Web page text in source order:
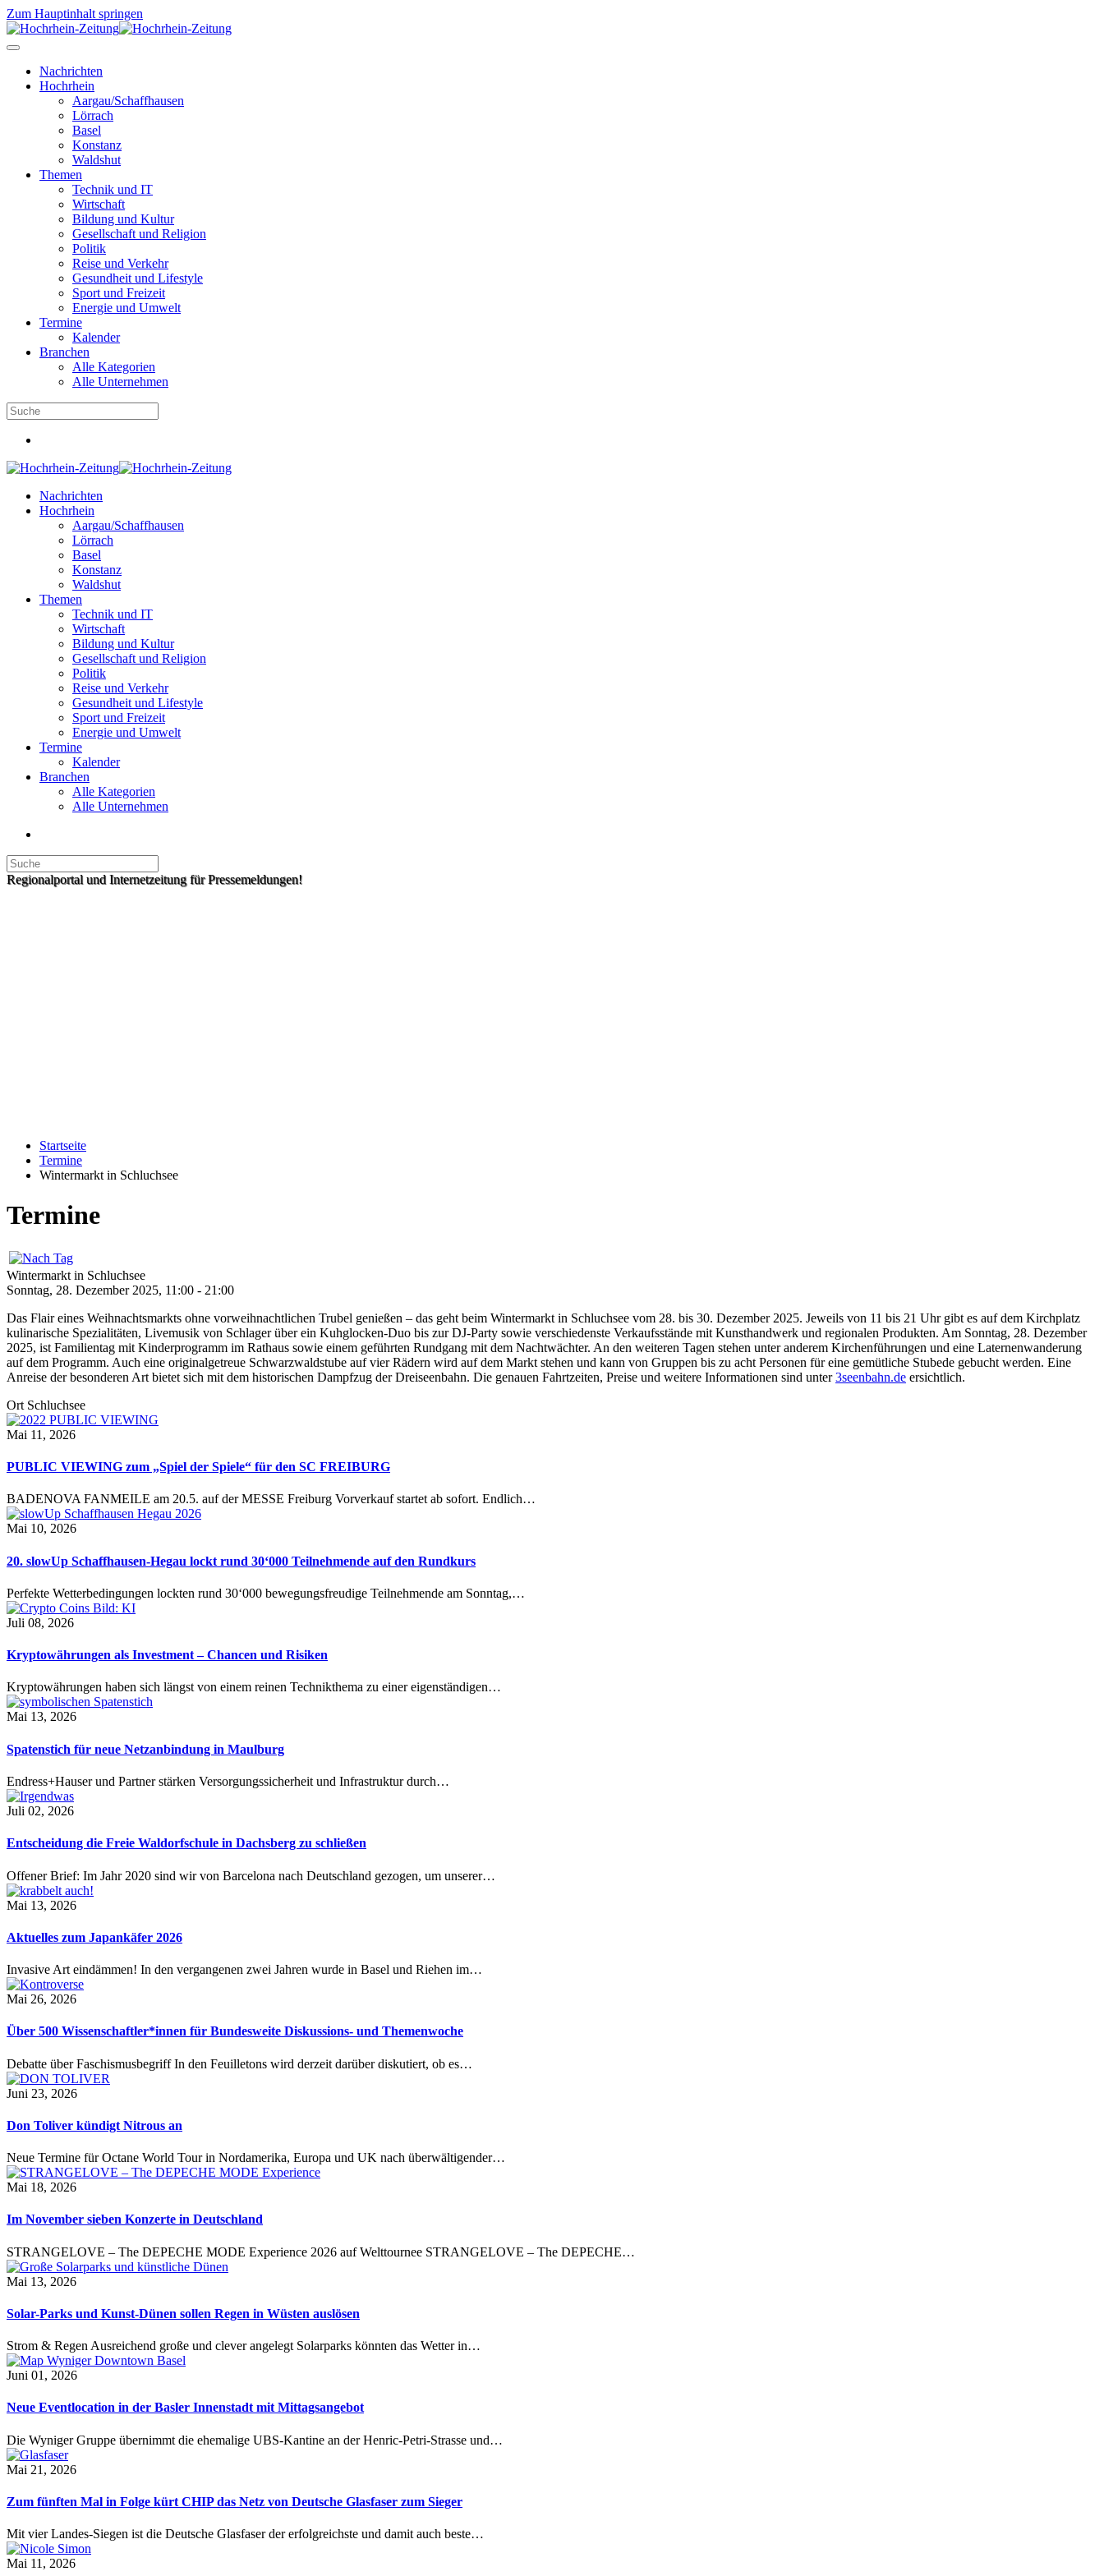
Zum Hauptinhalt springen
Nachrichten
Hochrhein
Aargau/Schaffhausen
Lörrach
Basel
Konstanz
Waldshut
Themen
Technik und IT
Wirtschaft
Bildung und Kultur
Gesellschaft und Religion
Politik
Reise und Verkehr
Gesundheit und Lifestyle
Sport und Freizeit
Energie und Umwelt
Termine
Kalender
Branchen
Alle Kategorien
Alle Unternehmen
Nachrichten
Hochrhein
Aargau/Schaffhausen
Lörrach
Basel
Konstanz
Waldshut
Themen
Technik und IT
Wirtschaft
Bildung und Kultur
Gesellschaft und Religion
Politik
Reise und Verkehr
Gesundheit und Lifestyle
Sport und Freizeit
Energie und Umwelt
Termine
Kalender
Branchen
Alle Kategorien
Alle Unternehmen
Regionalportal und Internetzeitung für Pressemeldungen!
Startseite
Termine
Wintermarkt in Schluchsee
Termine
Wintermarkt in Schluchsee
Sonntag, 28. Dezember 2025, 11:00 - 21:00
Das Flair eines Weihnachtsmarkts ohne vorweihnachtlichen Trubel genießen – das geht beim Wintermarkt in Schluchsee vom 28. bis 30. Dezember 2025. Jeweils von 11 bis 21 Uhr gibt es auf dem Kirchplatz
kulinarische Spezialitäten, Livemusik von Schlager über ein Kuhglocken-Duo bis zur DJ-Party sowie verschiedenste Verkaufsstände mit Kunsthandwerk und regionalen Produkten. Am Sonntag, 28. Dezember
2025, ist Familientag mit Kinderprogramm im Rathaus sowie einem geführten Rundgang mit dem Nachtwächter. An den weiteren Tagen stehen unter anderem Kirchenführungen und eine Laternenwanderung
auf dem Programm. Auch eine originalgetreue Schwarzwaldstube auf vier Rädern wird auf dem Markt stehen und kann von Gruppen bis zu acht Personen für eine gemütliche Stubede gebucht werden. Eine
Anreise der besonderen Art bietet sich mit dem historischen Dampfzug der Dreiseenbahn. Die genauen Fahrtzeiten, Preise und weitere Informationen sind unter3seenbahn.de ersichtlich.
Ort Schluchsee
Mai 11, 2026
PUBLIC VIEWING zum „Spiel der Spiele“ für den SC FREIBURG
BADENOVA FANMEILE am 20.5. auf der MESSE Freiburg Vorverkauf startet ab sofort. Endlich…
Mai 10, 2026
20. slowUp Schaffhausen-Hegau lockt rund 30‘000 Teilnehmende auf den Rundkurs
Perfekte Wetterbedingungen lockten rund 30‘000 bewegungsfreudige Teilnehmende am Sonntag,…
Juli 08, 2026
Kryptowährungen als Investment – Chancen und Risiken
Kryptowährungen haben sich längst von einem reinen Technikthema zu einer eigenständigen…
Mai 13, 2026
Spatenstich für neue Netzanbindung in Maulburg
Endress+Hauser und Partner stärken Versorgungssicherheit und Infrastruktur durch…
Juli 02, 2026
Entscheidung die Freie Waldorfschule in Dachsberg zu schließen
Offener Brief: Im Jahr 2020 sind wir von Barcelona nach Deutschland gezogen, um unserer…
Mai 13, 2026
Aktuelles zum Japankäfer 2026
Invasive Art eindämmen! In den vergangenen zwei Jahren wurde in Basel und Riehen im…
Mai 26, 2026
Über 500 Wissenschaftler*innen für Bundesweite Diskussions- und Themenwoche
Debatte über Faschismusbegriff In den Feuilletons wird derzeit darüber diskutiert, ob es…
Juni 23, 2026
Don Toliver kündigt Nitrous an
Neue Termine für Octane World Tour in Nordamerika, Europa und UK nach überwältigender…
Mai 18, 2026
Im November sieben Konzerte in Deutschland
STRANGELOVE – The DEPECHE MODE Experience 2026 auf Welttournee STRANGELOVE – The DEPECHE…
Mai 13, 2026
Solar-Parks und Kunst-Dünen sollen Regen in Wüsten auslösen
Strom & Regen Ausreichend große und clever angelegt Solarparks könnten das Wetter in…
Juni 01, 2026
Neue Eventlocation in der Basler Innenstadt mit Mittagsangebot
Die Wyniger Gruppe übernimmt die ehemalige UBS-Kantine an der Henric-Petri-Strasse und…
Mai 21, 2026
Zum fünften Mal in Folge kürt CHIP das Netz von Deutsche Glasfaser zum Sieger
Mit vier Landes-Siegen ist die Deutsche Glasfaser der erfolgreichste und damit auch beste…
Mai 11, 2026